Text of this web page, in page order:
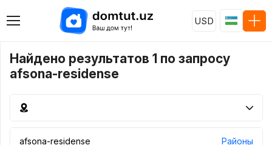
USD
Найдено результатов 1 по запросу
afsona-residense
Районы